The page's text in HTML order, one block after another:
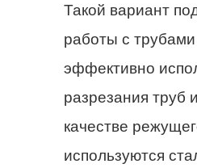
Такой вариант
работы с
эффективно
разрезания труб
качестве
используются